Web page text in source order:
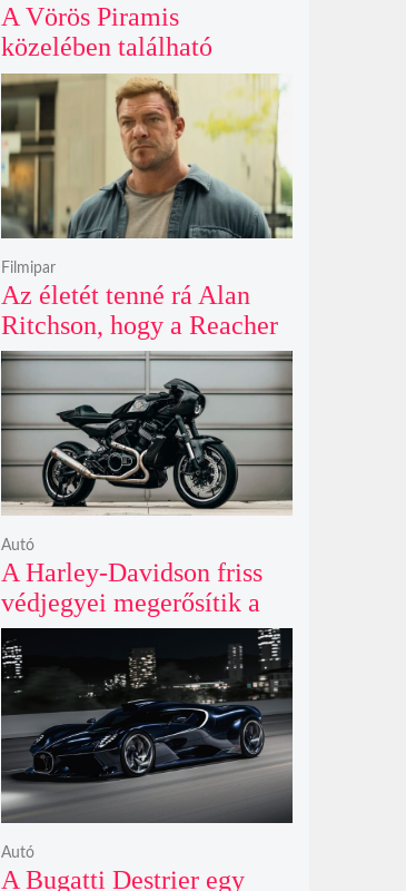
A Vörös Piramis
közelében található
rejtélyes vonalak nem
kőszállító rámpák, hanem
egy ókori gátrendszer
részei lehetnek
Az életét tenné rá Alan
Ritchson, hogy a Reacher
negyedik évada mindent
felülmúl
Filmipar
A Harley-Davidson friss
védjegyei megerősítik a
lenyűgöző café racer és
flat tracker szériagyártását
Autó
A Bugatti Destrier egy
Autó